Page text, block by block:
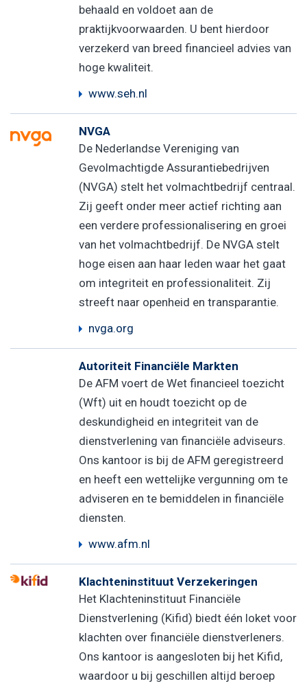
behaald en voldoet aan de
praktijkvoorwaarden. U bent hierdoor
verzekerd van breed financieel advies van
hoge kwaliteit.
www.seh.nl
NVGA
De Nederlandse Vereniging van
Gevolmachtigde Assurantiebedrijven
(NVGA) stelt het volmachtbedrijf centraal.
Zij geeft onder meer actief richting aan
een verdere professionalisering en groei
van het volmachtbedrijf. De NVGA stelt
hoge eisen aan haar leden waar het gaat
om integriteit en professionaliteit. Zij
streeft naar openheid en transparantie.
nvga.org
Autoriteit Financiële Markten
De AFM voert de Wet financieel toezicht
(Wft) uit en houdt toezicht op de
deskundigheid en integriteit van de
dienstverlening van financiële adviseurs.
Ons kantoor is bij de AFM geregistreerd
en heeft een wettelijke vergunning om te
adviseren en te bemiddelen in financiële
diensten.
www.afm.nl
Klachteninstituut Verzekeringen
Het Klachteninstituut Financiële
Dienstverlening (Kifid) biedt één loket voor
klachten over financiële dienstverleners.
Ons kantoor is aangesloten bij het Kifid,
waardoor u bij geschillen altijd beroep